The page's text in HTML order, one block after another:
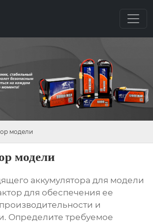
модели
модели
аккумулятора для модели
для обеспечения ее
и
Определите требуемое